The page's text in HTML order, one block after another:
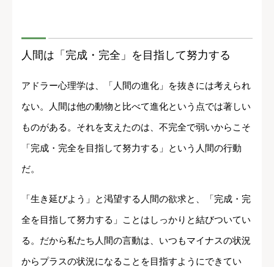
人間は「完成・完全」を目指して努力する
アドラー心理学は、「人間の進化」を抜きには考えられ
ない。人間は他の動物と比べて進化という点では著しい
ものがある。それを支えたのは、不完全で弱いからこそ
「完成・完全を目指して努力する」という人間の行動
だ。
「生き延びよう」と渇望する人間の欲求と、「完成・完
全を目指して努力する」ことはしっかりと結びついてい
る。だから私たち人間の言動は、いつもマイナスの状況
からプラスの状況になることを目指すようにできてい